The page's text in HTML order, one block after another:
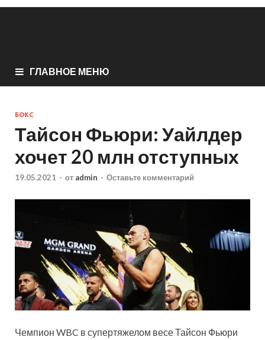
ГЛАВНОЕ МЕНЮ
БОКС
Тайсон Фьюри: Уайлдер
хочет 20 млн отступных
19.05.2021 - от admin - Оставьте комментарий
Чемпион WBC в супертяжелом весе Тайсон Фьюри